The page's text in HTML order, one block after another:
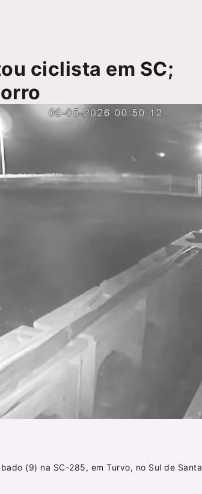
ciclista em SC;
(9) na SC-285, em Turvo, no Sul de Santa